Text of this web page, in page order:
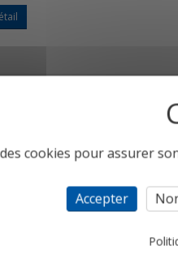
Reconditionné - Certifié ECOM
de combustion
Se connecter pour voir les prix
cookies pour assurer
Accepter